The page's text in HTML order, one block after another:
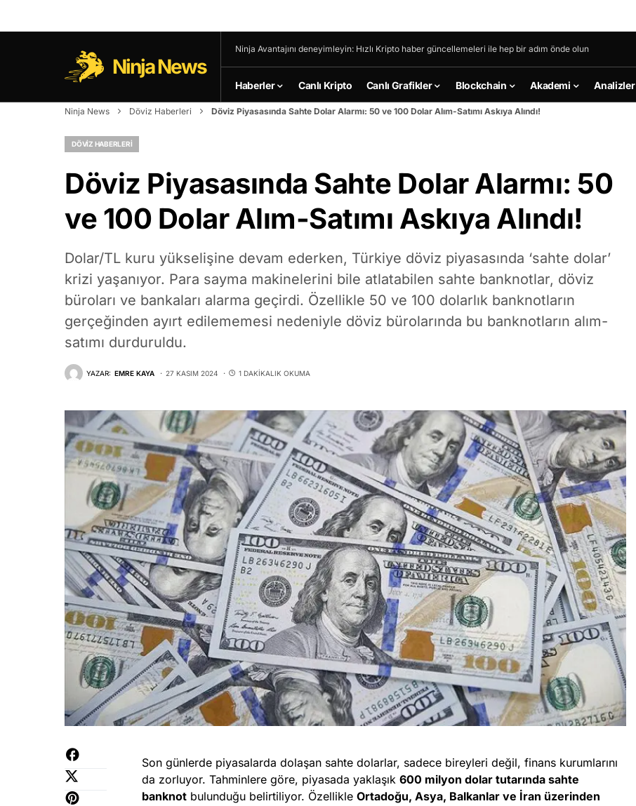
Ninja News
Ninja Avantajını deneyimleyin: Hızlı Kripto haber güncellemeleri ile hep bir adım önde olun
Haberler Canlı Kripto Canlı Grafikler Blockchain Akademi Analizler
Ninja News Döviz Haberleri Döviz Piyasasında Sahte Dolar Alarmı: 50 ve 100 Dolar Alım-Satımı Askıya Alındı!
DÖVIZ HABERLERI
Döviz Piyasasında Sahte Dolar Alarmı: 50
ve 100 Dolar Alım-Satımı Askıya Alındı!
Dolar/TL kuru yükselişine devam ederken, Türkiye döviz piyasasında ‘sahte dolar’
krizi yaşanıyor. Para sayma makinelerini bile atlatabilen sahte banknotlar, döviz
büroları ve bankaları alarma geçirdi. Özellikle 50 ve 100 dolarlık banknotların
gerçeğinden ayırt edilememesi nedeniyle döviz bürolarında bu banknotların alım-
satımı durduruldu.
YAZAR: EMRE KAYA 27 KASIM 2024 1 DAKIKALIK OKUMA
Son günlerde piyasalarda dolaşan sahte dolarlar, sadece bireyleri değil, finans kurumlarını
da zorluyor. Tahminlere göre, piyasada yaklaşık 600 milyon dolar tutarında sahte
banknot bulunduğu belirtiliyor. Özellikle Ortadoğu, Asya, Balkanlar ve İran üzerinden